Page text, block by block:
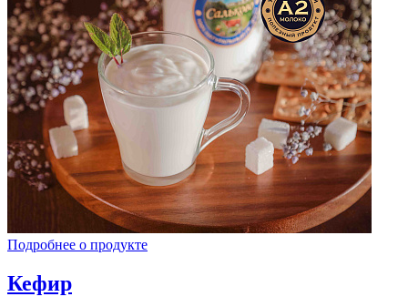
Подробнее о продукте
Кефир